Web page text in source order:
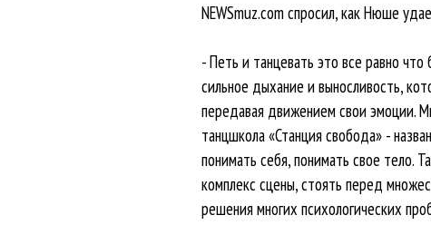
NEWSmuz.com спросил, как Нюше
- Петь и танцевать это все равно
сильное дыхание и выносливость,
передавая движением свои эмоции.
танцшкола «Станция свобода» -
понимать себя, понимать свое тело.
комплекс сцены, стоять перед
решения многих психологических